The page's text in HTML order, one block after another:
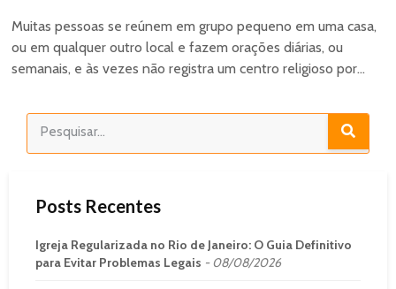
Muitas pessoas se reúnem em grupo pequeno em uma casa,
ou em qualquer outro local e fazem orações diárias, ou
semanais, e às vezes não registra um centro religioso por...
Posts Recentes
Igreja Regularizada no Rio de Janeiro: O Guia Definitivo
para Evitar Problemas Legais
08/08/2026